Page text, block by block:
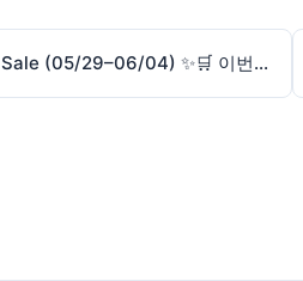
✨ Mega Mart Weekly Sale (05/29–06/04) ✨🛒 이번 주도 메가마트 핫딜 가득! 🔥 신선한 한국 과일🍑, 정육🥩, 해산물🦑, 반찬, K-간식🍜 그리고 인기 K-뷰티까지! 💄💛